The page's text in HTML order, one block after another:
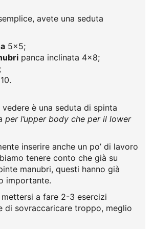
avete una seduta
5×5;
panca inclinata 4×8;
è una seduta di spinta
per l’upper body che per il lower
inserire anche un po’ di lavoro
tenere conto che già su
manubri, questi hanno già
importante.
a fare 2-3 esercizi
di sovraccaricare troppo, meglio